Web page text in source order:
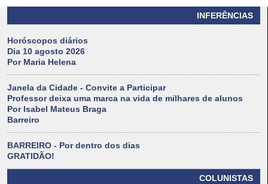
INFERÊNCIAS
Horóscopos diários
Dia 10 agosto 2026
Por Maria Helena
Janela da Cidade - Convite a Participar
Professor deixa uma marca na vida de milhares de alunos
Por Isabel Mateus Braga
Barreiro
BARREIRO - Por dentro dos dias
GRATIDÃO!
COLUNISTAS